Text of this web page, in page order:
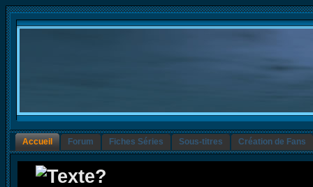
Accueil Forum Fiches Séries Sous-titres Création de Fans